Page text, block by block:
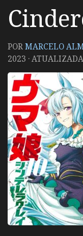
PORMARCELO
2023 · ATUALIZADA